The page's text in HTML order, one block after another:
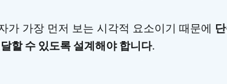
가 가장 먼저 보는 시각적 요소이기 때문에
할 수 있도록 설계해야 합니다.